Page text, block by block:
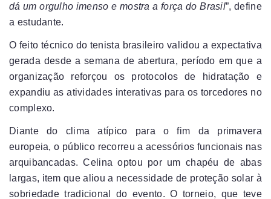
dá um orgulho imenso e mostra a força do Brasil”, define
a estudante.
O feito técnico do tenista brasileiro validou a expectativa
gerada desde a semana de abertura, período em que a
organização reforçou os protocolos de hidratação e
expandiu as atividades interativas para os torcedores no
complexo.
Diante do clima atípico para o fim da primavera
europeia, o público recorreu a acessórios funcionais nas
arquibancadas. Celina optou por um chapéu de abas
largas, item que aliou a necessidade de proteção solar à
sobriedade tradicional do evento. O torneio, que teve